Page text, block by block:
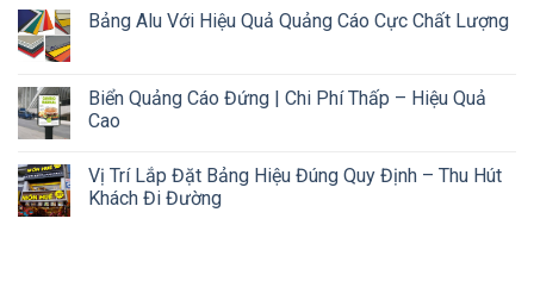
Bảng Alu Với Hiệu Quả Quảng Cáo Cực Chất Lượng
Biển Quảng Cáo Đứng | Chi Phí Thấp – Hiệu Quả
Cao
Vị Trí Lắp Đặt Bảng Hiệu Đúng Quy Định – Thu Hút
Khách Đi Đường